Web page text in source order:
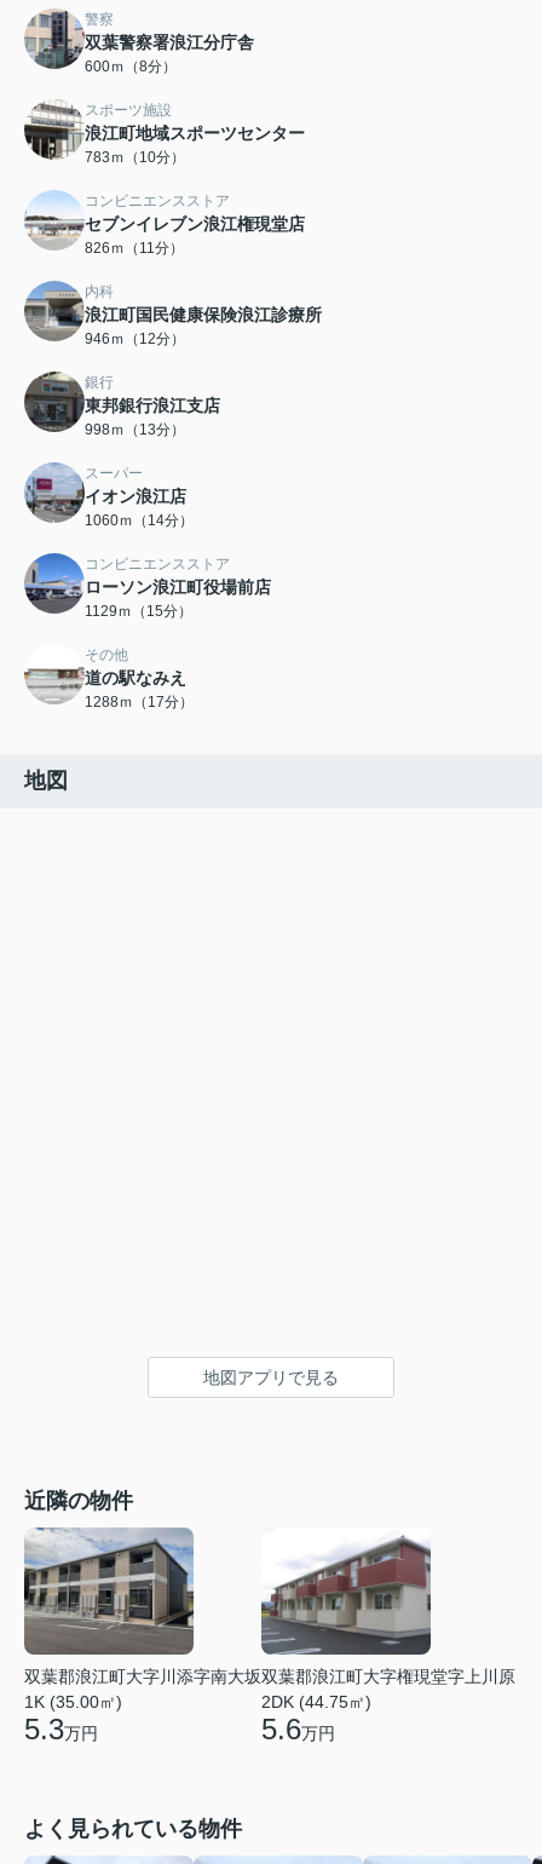
警察
双葉警察署浪江分庁舎
600ｍ（8分）
スポーツ施設
浪江町地域スポーツセンター
783ｍ（10分）
コンビニエンスストア
セブンイレブン浪江権現堂店
826ｍ（11分）
内科
浪江町国民健康保険浪江診療所
946ｍ（12分）
銀行
東邦銀行浪江支店
998ｍ（13分）
スーパー
イオン浪江店
1060ｍ（14分）
コンビニエンスストア
ローソン浪江町役場前店
1129ｍ（15分）
その他
道の駅なみえ
1288ｍ（17分）
地図
地図アプリで見る
近隣の物件
双葉郡浪江町大字川添字南大坂
1K (35.00㎡)
5.3万円
双葉郡浪江町大字権現堂字上川原
2DK (44.75㎡)
5.6万円
よく見られている物件